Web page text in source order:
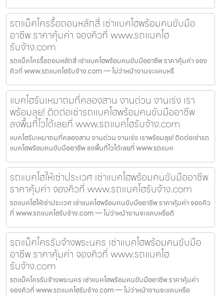
รถแม็คโครรื้อถอนหลักสี่ เช่าแบคโฮพร้อมคนขับมือ
อาชีพ ราคาคุ้มค่า จองคิวที่ www.รถแบคโฮ
รับจ้าง.com
รถแม็คโครรื้อถอนหลักสี่ เช่าแบคโฮพร้อมคนขับมืออาชีพ ราคาคุ้มค่า จอง
คิวที่ www.รถแบคโฮรับจ้าง.com — ไม่ว่าหน้างานจะแคบหรื
แบคโฮรับเหมาถมที่คลองสาน งานด่วน งานเร่ง เรา
พร้อมลุย! ติดต่อเช่ารถแบคโฮพร้อมคนขับมืออาชีพ
ลงพื้นที่ไวได้เลยที่ www.รถแบคโฮรับจ้าง.com
แบคโฮรับเหมาถมที่คลองสาน งานด่วน งานเร่ง เราพร้อมลุย! ติดต่อเช่ารถ
แบคโฮพร้อมคนขับมืออาชีพ ลงพื้นที่ไวได้เลยที่ www.รถแบค
รถแบคโฮให้เช่าประเวศ เช่าแบคโฮพร้อมคนขับมืออาชีพ
ราคาคุ้มค่า จองคิวที่ www.รถแบคโฮรับจ้าง.com
รถแบคโฮให้เช่าประเวศ เช่าแบคโฮพร้อมคนขับมืออาชีพ ราคาคุ้มค่า จองคิว
ที่ www.รถแบคโฮรับจ้าง.com — ไม่ว่าหน้างานจะแคบหรือดิ
รถแม็คโครรับจ้างพระนคร เช่าแบคโฮพร้อมคนขับมือ
อาชีพ ราคาคุ้มค่า จองคิวที่ www.รถแบคโฮ
รับจ้าง.com
รถแม็คโครรับจ้างพระนคร เช่าแบคโฮพร้อมคนขับมืออาชีพ ราคาคุ้มค่า
จองคิวที่ www.รถแบคโฮรับจ้าง.com — ไม่ว่าหน้างานจะแคบหรือ